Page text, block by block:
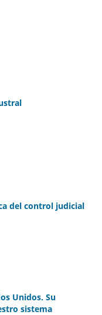
del control judicial
Unidos. Su
sistema